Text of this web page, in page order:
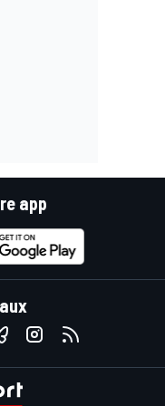
app